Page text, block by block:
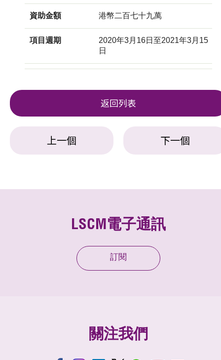
資助金額 港幣二百七十九萬
項目週期
2020年3月16日至2021年3月15
日
返回列表
上一個 下一個
LSCM電子通訊
訂閱
關注我們